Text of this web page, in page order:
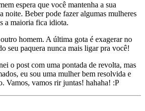
espera que você mantenha a sua
noite. Beber pode fazer algumas mulheres
a maioria fica idiota.
homem. A última gota é exagerar no
seu paquera nunca mais ligar pra você!
o post com uma pontada de revolta, mas
eu sou uma mulher bem resolvida e
Vamos, vamos rir juntas! hahaha! :P